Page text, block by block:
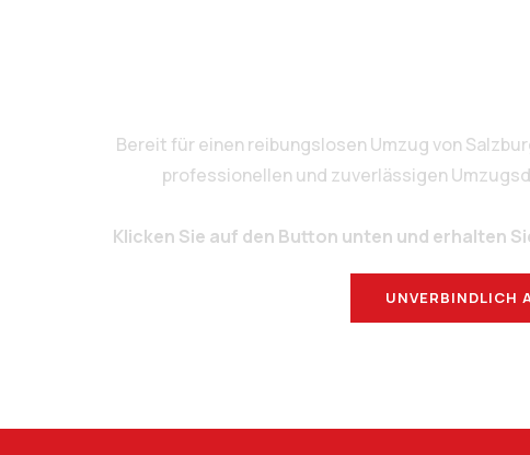
Bereit für einen reibungslosen Umzug von
professionellen und zuverlässigen
Klicken Sie auf den Button unten und erhalten
UNVERBINDLICH